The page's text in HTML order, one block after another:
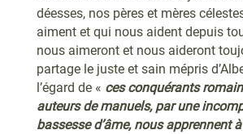
déesses, nos pères et mères
aiment et qui nous aident depuis
nous aimeront et nous aideront
partage le juste et sain mépris
l’égard de « ces conquérants
auteurs de manuels, par une
bassesse d’âme, nous apprennent